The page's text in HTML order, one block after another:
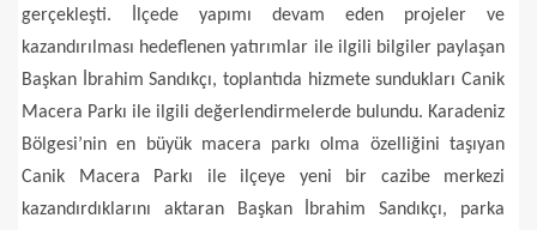
gerçekleşti. İlçede yapımı devam eden projeler ve
kazandırılması hedeflenen yatırımlar ile ilgili bilgiler paylaşan
Başkan İbrahim Sandıkçı, toplantıda hizmete sundukları Canik
Macera Parkı ile ilgili değerlendirmelerde bulundu. Karadeniz
Bölgesi’nin en büyük macera parkı olma özelliğini taşıyan
Canik Macera Parkı ile ilçeye yeni bir cazibe merkezi
kazandırdıklarını aktaran Başkan İbrahim Sandıkçı, parka